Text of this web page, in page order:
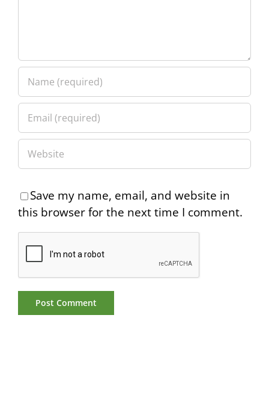
Save my name, email, and website in
this browser for the next time I comment.